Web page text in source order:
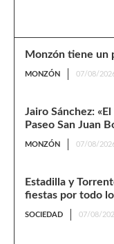
Monzón tiene un
MONZÓN 07/08/
Jairo Sánchez:
Paseo San Juan
MONZÓN 07/08/
Estadilla y
fiestas por todo
SOCIEDAD 07/08/